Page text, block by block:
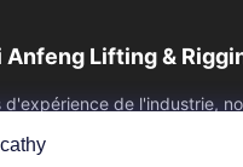
Anfeng Lifting &
d'expérience de l'industrie,
de la meilleure qualité